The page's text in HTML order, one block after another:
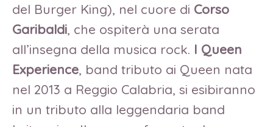
del Burger King), nel cuore di Corso
Garibaldi, che ospiterà una serata
all’insegna della musica rock. I Queen
Experience, band tributo ai Queen nata
nel 2013 a Reggio Calabria, si esibiranno
in un tributo alla leggendaria band